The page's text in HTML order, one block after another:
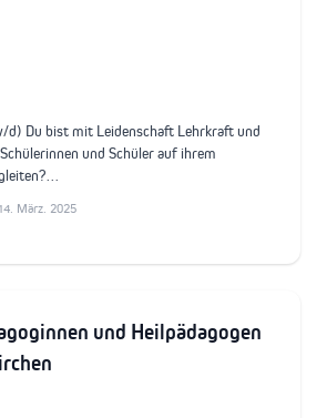
Du bist mit Leidenschaft Lehrkraft und
und Schüler auf ihrem
März. 2025
und Heilpädagogen